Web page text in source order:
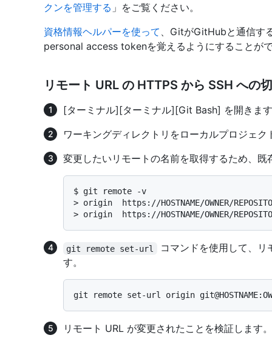
クンを管理する 」をご覧ください。
資格情報ヘルパーを使って 、GitがGitHubと通信す
personal access tokenを覚えるようにすることが
リモート URL の HTTPS から SSH への
[ターミナル][ターミナル][Git Bash] を開きま
ワーキングディレクトリをローカルプロジェク
変更したいリモートの名前を取得するため、
$ git remote -v
> origin  https://HOSTNAME/OWNER/
> origin  https://HOSTNAME/OWNER/
git remote set-url
コマンドを使用して、
す。
リモート URL が変更されたことを検証します。